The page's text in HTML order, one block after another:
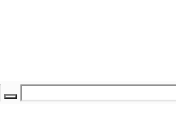
Recherche